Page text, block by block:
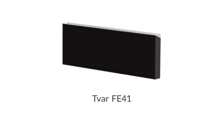
Tvar FE41